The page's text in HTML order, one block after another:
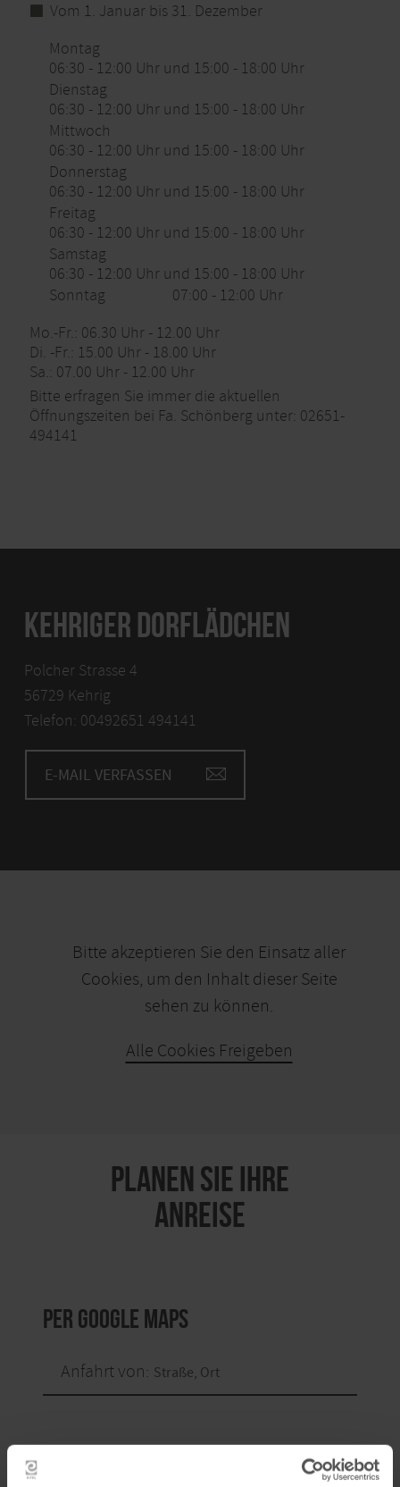
Vom 1. Januar bis 31. Dezember
Montag
06:30 - 12:00 Uhr und 15:00 - 18:00 Uhr
Dienstag
06:30 - 12:00 Uhr und 15:00 - 18:00 Uhr
Mittwoch
06:30 - 12:00 Uhr und 15:00 - 18:00 Uhr
Donnerstag
06:30 - 12:00 Uhr und 15:00 - 18:00 Uhr
Freitag
06:30 - 12:00 Uhr und 15:00 - 18:00 Uhr
Samstag
06:30 - 12:00 Uhr und 15:00 - 18:00 Uhr
Sonntag
07:00 - 12:00 Uhr
Mo.-Fr.: 06.30 Uhr - 12.00 Uhr
Di. -Fr.: 15.00 Uhr - 18.00 Uhr
Sa.: 07.00 Uhr - 12.00 Uhr
Bitte erfragen Sie immer die aktuellen
Öffnungszeiten bei Fa. Schönberg unter: 02651-
494141
KEHRIGER DORFLÄDCHEN
Polcher Strasse 4
56729 Kehrig
Telefon: 00492651 494141
E-MAIL VERFASSEN
Bitte akzeptieren Sie den Einsatz aller
Cookies, um den Inhalt dieser Seite
sehen zu können.
Alle Cookies Freigeben
PLANEN SIE IHRE
ANREISE
per Google Maps
Anfahrt von: